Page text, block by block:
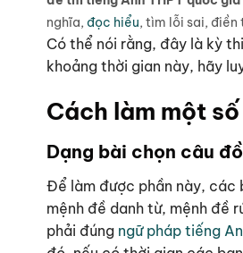
nghĩa, đọc hiểu, tìm lỗi sai, điền
Có thể nói rằng, đây là kỳ
khoảng thời gian này, hãy
Cách làm một
Dạng bài chọn câu
Để làm được phần này, các
mệnh đề danh từ, mệnh đề
phải đúng ngữ pháp tiếng